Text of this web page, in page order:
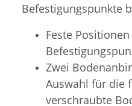
Befestigungspunkte
Feste
Zwei
Auswahl für die
verschraubte